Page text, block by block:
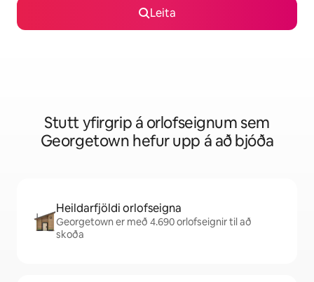
Leita
Stutt yfirgrip á orlofseignum sem
Georgetown hefur upp á að bjóða
Heildarfjöldi orlofseigna
Georgetown er með 4.690 orlofseignir til að
skoða